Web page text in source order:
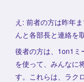
え: 前者の方は昨年
んと各部長と連絡を
後者の方は、1on1ミ
を使って、みんなに
す。これらは、ラク